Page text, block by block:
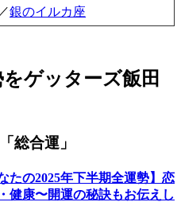
／銀のイルカ座
ゲッターズ飯田
総合運」
たの2025年下半期全運勢】恋
健康〜開運の秘訣もお伝えし